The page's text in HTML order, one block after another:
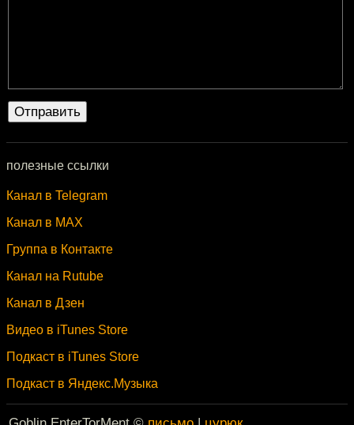
полезные ссылки
Канал в Telegram
Канал в MAX
Группа в Контакте
Канал на Rutube
Канал в Дзен
Видео в iTunes Store
Подкаст в iTunes Store
Подкаст в Яндекс.Музыка